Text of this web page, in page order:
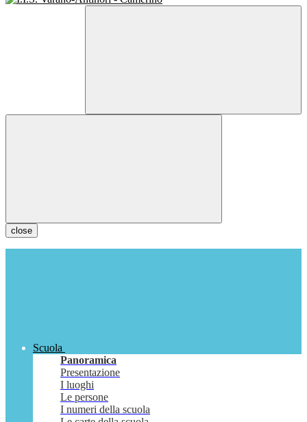
close
Scuola
Panoramica
Presentazione
I luoghi
Le persone
I numeri della scuola